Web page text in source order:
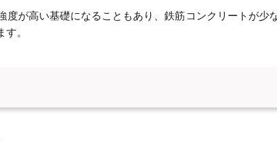
が高い基礎になることもあり、鉄筋コンクリートが少
。